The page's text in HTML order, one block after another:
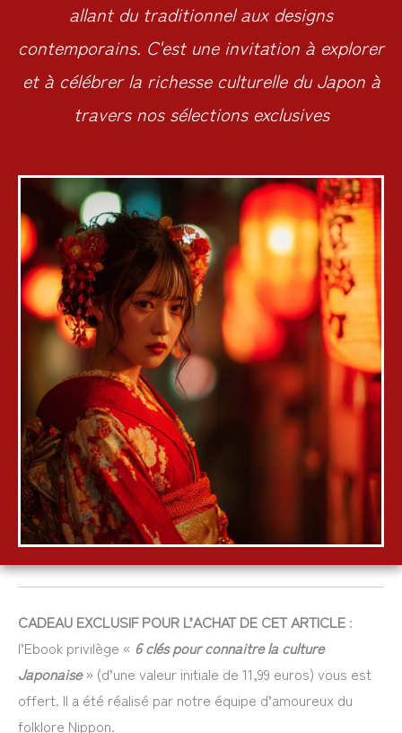
allant du traditionnel aux designs
contemporains. C'est une invitation à explorer
et à célébrer la richesse culturelle du Japon à
travers nos sélections exclusives
CADEAU EXCLUSIF POUR L’ACHAT DE CET ARTICLE :
l’Ebook privilège « 6 clés pour connaitre la culture
Japonaise» (d’une valeur initiale de 11,99 euros) vous est
offert. Il a été réalisé par notre équipe d’amoureux du
folklore Nippon.